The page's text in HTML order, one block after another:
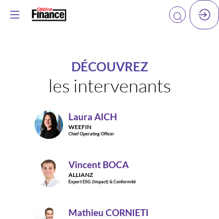
DÉCOUVREZ
les intervenants
LA
Laura AICH
WEEFIN
Chief Operating Officer
VB
Vincent BOCA
ALLIANZ
Expert ESG (Impact) & Conformité
Mathieu CORNIETI